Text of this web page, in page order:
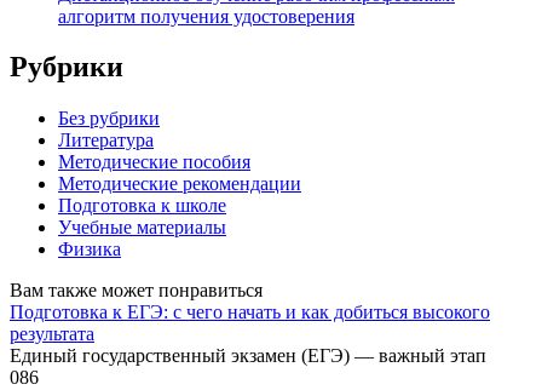
алгоритм получения удостоверения
Рубрики
Без рубрики
Литература
Методические пособия
Методические рекомендации
Подготовка к школе
Учебные материалы
Физика
Вам также может понравиться
Подготовка к ЕГЭ: с чего начать и как добиться высокого
результата
Единый государственный экзамен (ЕГЭ) — важный этап
086